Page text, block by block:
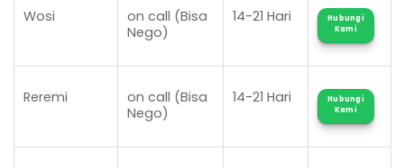
Wosi
on call (Bisa
Nego)
14-21 Hari
Hubungi
Kami
Reremi
on call (Bisa
Nego)
14-21 Hari
Hubungi
Kami